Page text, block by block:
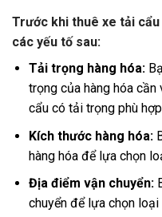
Trước khi thuê xe tải
các yếu tố sau:
Tải trọng hàng hóa:
trọng của hàng hóa
cẩu có tải trọng phù
Kích thước hàng hóa:
hàng hóa để lựa chọn
Địa điểm vận chuyển:
chuyển để lựa chọn